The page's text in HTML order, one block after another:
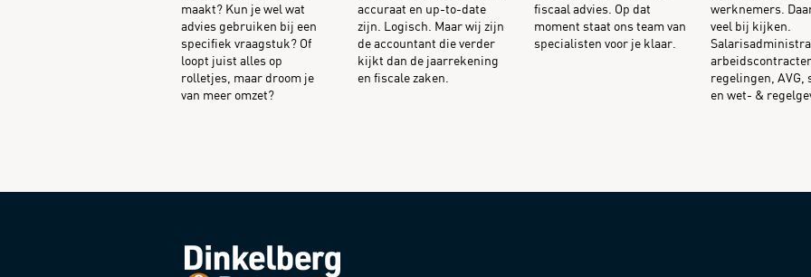
maakt? Kun je wel wat
advies gebruiken bij een
specifiek vraagstuk? Of
loopt juist alles op
rolletjes, maar droom je
van meer omzet?
accuraat en up-to-date
zijn. Logisch. Maar wij zijn
de accountant die verder
kijkt dan de jaarrekening
en fiscale zaken.
fiscaal advies. Op dat
moment staat ons team van
specialisten voor je klaar.
werknemers.
veel bij kijken.
regelingen, AVG,
en wet- &